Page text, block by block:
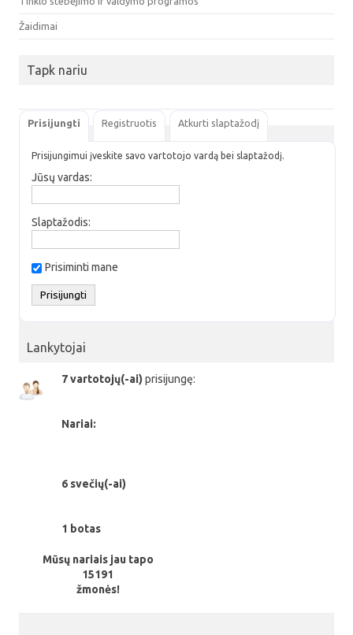
Žaidimai
Tapk nariu
Prisijungti Registruotis Atkurti slaptažodį
Prisijungimui įveskite savo vartotojo vardą bei slaptažodį.
Jūsų vardas:
Slaptažodis:
Prisiminti mane
Lankytojai
7 vartotojų(-ai) prisijungę:
Nariai:
6 svečių(-ai)
1 botas
Mūsų nariais jau tapo
15191
žmonės!